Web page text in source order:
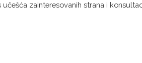
zainteresovanih strana i